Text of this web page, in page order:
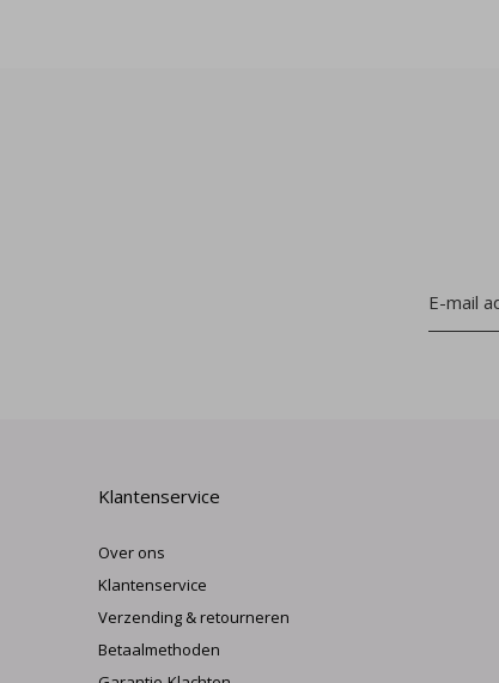
Klantenservice
Over ons
Klantenservice
Verzending & retourneren
Betaalmethoden